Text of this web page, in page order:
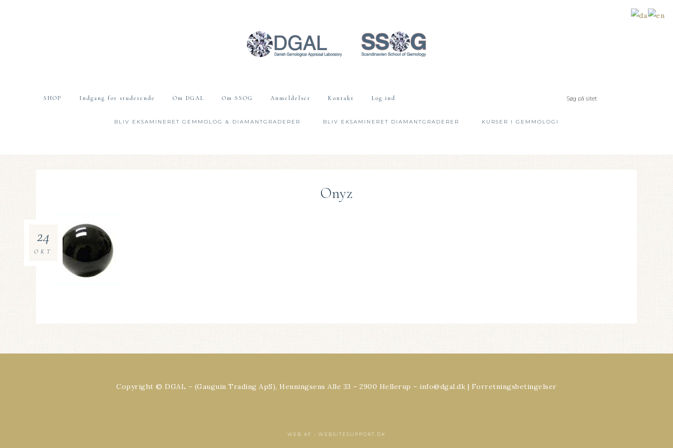
SHOP Indgang for studerende Om DGAL Om SSOG Anmeldelser Kontakt Log ind
BLIV EKSAMINERET GEMMOLOG & DIAMANTGRADERER BLIV EKSAMINERET DIAMANTGRADERER KURSER I GEMMOLOGI
Onyz
24
OKT
Copyright © DGAL – (Gauguin Trading ApS), Henningsens Alle 33 – 2900 Hellerup – info@dgal.dk | Forretningsbetingelser
WEB AF - WEBSITESUPPORT.DK